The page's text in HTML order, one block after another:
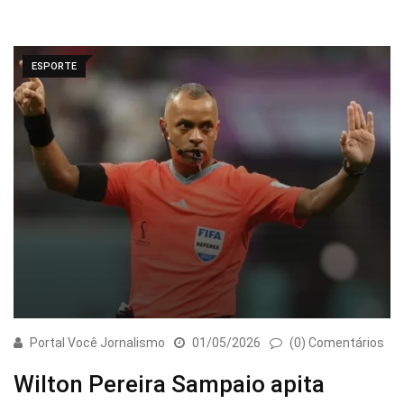
ESPORTE
Portal Você Jornalismo 01/05/2026 (0) Comentários
Wilton Pereira Sampaio apita